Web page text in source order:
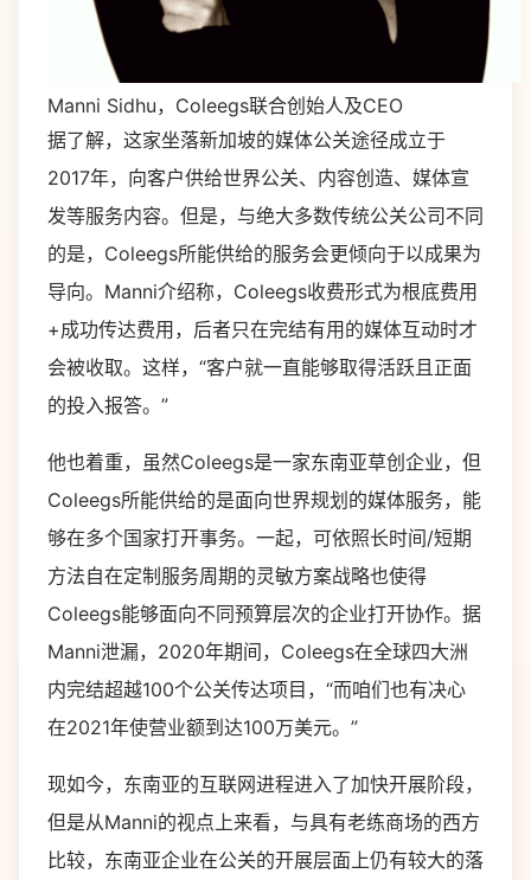
Manni Sidhu，Coleegs联合创始人及CEO
据了解，这家坐落新加坡的媒体公关途径成立于
2017年，向客户供给世界公关、内容创造、媒体宣
发等服务内容。但是，与绝大多数传统公关公司不同
的是， Coleegs所能供给的服务会更倾向于以成果为
导向。 Manni介绍称， Coleegs收费形式为根底费用
+成功传达费用，后者只在完结有用的媒体互动时才
会被收取。这样，“客户就一直能够取得活跃且正面
的投入报答。”
他也着重，虽然Coleegs是一家东南亚草创企业，但
Coleegs所能供给的是面向世界规划的媒体服务，能
够在多个国家打开事务。一起，可依照长时间/短期
方法自在定制服务周期的灵敏方案战略也使得
Coleegs能够面向不同预算层次的企业打开协作。据
Manni泄漏， 2020年期间， Coleegs在全球四大洲
内完结超越100个公关传达项目，“而咱们也有决心
在2021年使营业额到达100万美元。”
现如今，东南亚的互联网进程进入了加快开展阶段，
但是从Manni的视点上来看，与具有老练商场的西方
比较，东南亚企业在公关的开展层面上仍有较大的落